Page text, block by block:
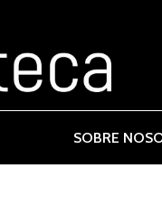
SOBRE